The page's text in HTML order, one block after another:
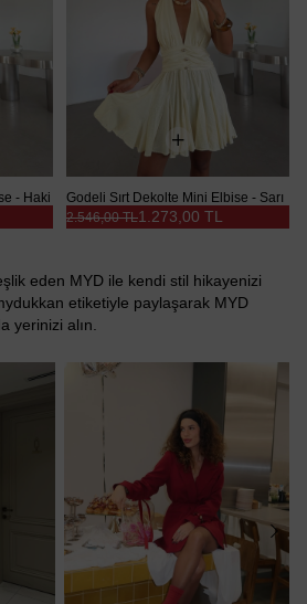
- Haki Godeli Sırt Dekolte Mini Elbise - Sarı
1.273,00 TL
2.546,00 TL
eden MYD ile kendi stil hikayenizi
etiketiyle paylaşarak MYD
yerinizi alın.